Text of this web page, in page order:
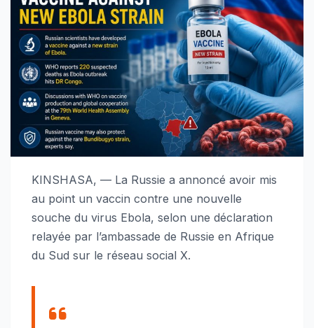
KINSHASA, — La Russie a annoncé avoir mis
au point un vaccin contre une nouvelle
souche du virus Ebola, selon une déclaration
relayée par l’ambassade de Russie en Afrique
du Sud sur le réseau social X.